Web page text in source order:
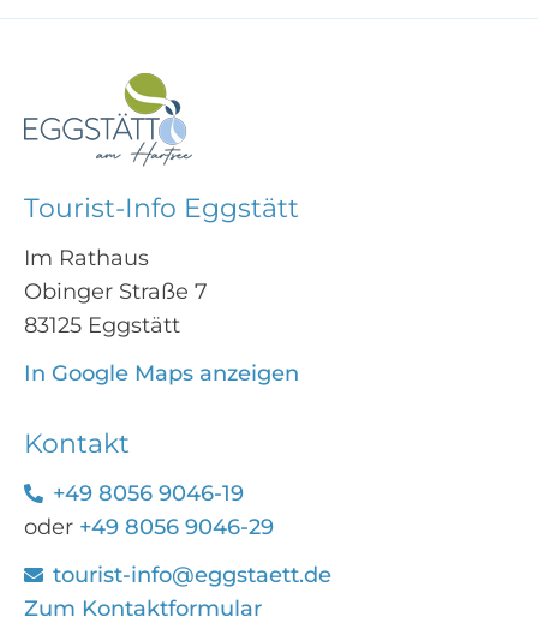
Tourist-Info Eggstätt
Im Rathaus
Obinger Straße 7
83125 Eggstätt
In Google Maps anzeigen
Kontakt
+49 8056 9046-19
oder +49 8056 9046-29
tourist-info@eggstaett.de
Zum Kontaktformular